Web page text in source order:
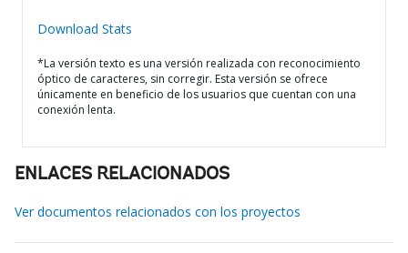
Download Stats
*La versión texto es una versión realizada con reconocimiento
óptico de caracteres, sin corregir. Esta versión se ofrece
únicamente en beneficio de los usuarios que cuentan con una
conexión lenta.
ENLACES RELACIONADOS
Ver documentos relacionados con los proyectos